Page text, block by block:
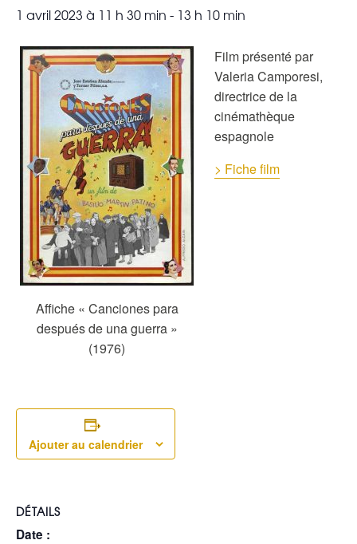
1 avril 2023 à 11 h 30 min - 13 h 10 min
Affiche « Canciones para
después de una guerra »
(1976)
Film présenté par
Valeria Camporesi,
directrice de la
cinémathèque
espagnole
> Fiche film
Ajouter au calendrier
DÉTAILS
Date :